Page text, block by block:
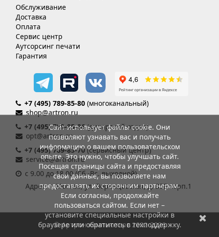
Обслуживание
Доставка
Оплата
Сервис центр
Аутсорсинг печати
Гарантия
+7 (495) 789-85-80 (многоканальный)
shop@artron.ru
+7 (495) 789-85-86(дилерский отдел)
opt@artron.ru
+7 (495) 789-85-70 (сервисный центр)
service@artron.ru
с 9.00 до 18.00 (Сб.-Вс. выходной)
Адрес: г. Москва, ул. Воронцовская, д. 35Б корп.1
© Артрон компьютерс 2002-2026
Сайт использует файлы cookie. Они
позволяют узнавать вас и получать
информацию о вашем пользовательском
опыте. Это нужно, чтобы улучшать сайт.
Посещая страницы сайта и предоставляя
свои данные, вы позволяете нам
предоставлять их сторонним партнерам.
Если согласны, продолжайте
пользоваться сайтом. Если нет –
установите специальные настройки в
браузере или обратитесь в техподдержку.